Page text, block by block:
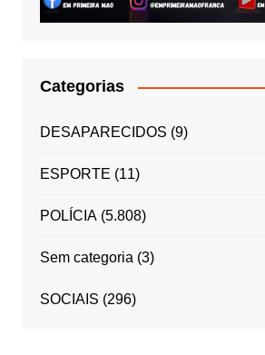
Categorias
DESAPARECIDOS (9)
ESPORTE (11)
POLÍCIA(5.808)
Sem categoria (3)
SOCIAIS (296)